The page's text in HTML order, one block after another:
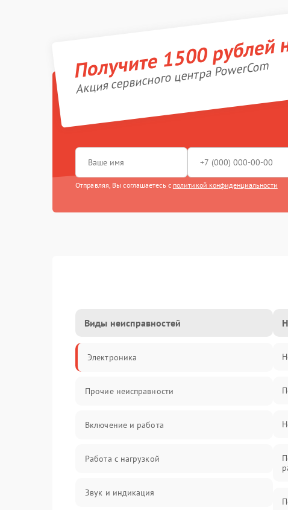
Получите 1500
Акция сервисного центра PowerCom
Отправляя, Вы соглашаетесь с политикой конфиденциальности
Виды неисправностей
Электроника
Прочие неисправности
Включение и работа
Работа с нагрузкой
Звук и индикация